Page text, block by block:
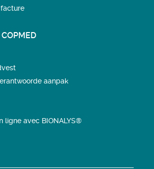
aanpak
ligne avec BIONALYS®